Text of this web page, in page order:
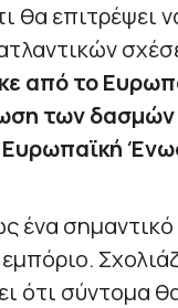
θα επιτρέψει
από το
των δασμών
ένα
ότι σύντομα